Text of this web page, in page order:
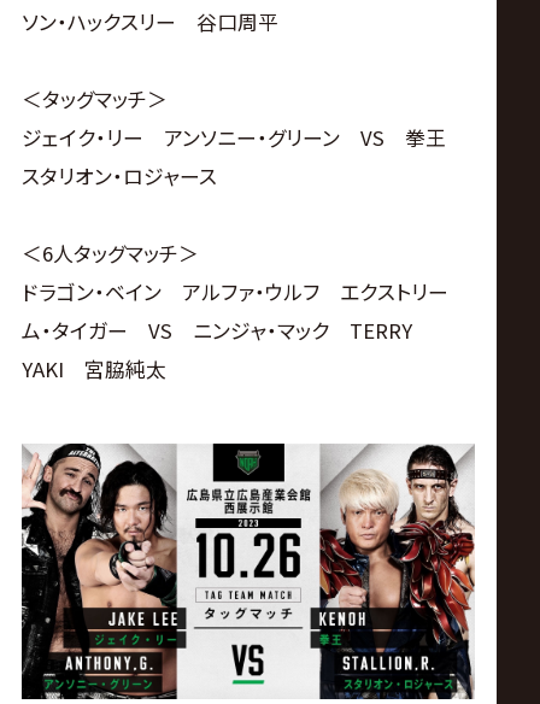
ソン・ハックスリー 谷口周平
＜タッグマッチ＞
ジェイク・リー アンソニー・グリーン VS 拳王
スタリオン・ロジャース
＜6人タッグマッチ＞
ドラゴン・ベイン アルファ・ウルフ エクストリー
ム・タイガー VS ニンジャ・マック TERRY
YAKI 宮脇純太